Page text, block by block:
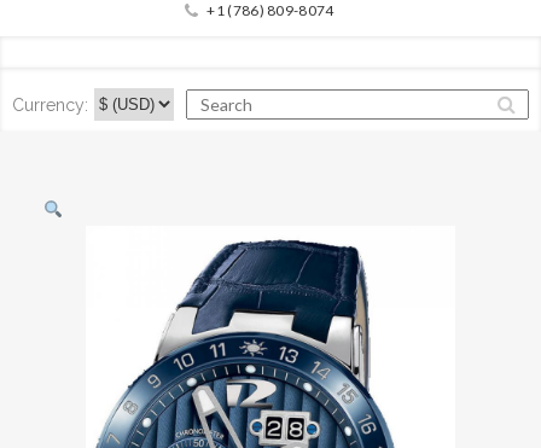
+1 (786) 809-8074
Currency: